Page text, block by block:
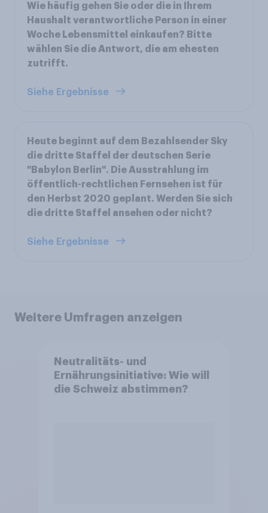
Wie häufig gehen Sie oder die in Ihrem
Haushalt verantwortliche Person in einer
Woche Lebensmittel einkaufen? Bitte
wählen Sie die Antwort, die am ehesten
zutrifft.
Siehe Ergebnisse
Heute beginnt auf dem Bezahlsender Sky
die dritte Staffel der deutschen Serie
"Babylon Berlin". Die Ausstrahlung im
öffentlich-rechtlichen Fernsehen ist für
den Herbst 2020 geplant. Werden Sie sich
die dritte Staffel ansehen oder nicht?
Siehe Ergebnisse
Weitere Umfragen anzeigen
Neutralitäts- und
Ernährungsinitiative: Wie will
die Schweiz abstimmen?